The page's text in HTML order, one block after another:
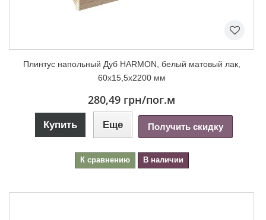
Плинтус напольный Дуб HARMON, белый матовый лак,
60х15,5х2200 мм
280,49 грн/пог.м
Купить Еще Получить скидку
К сравнению В наличии